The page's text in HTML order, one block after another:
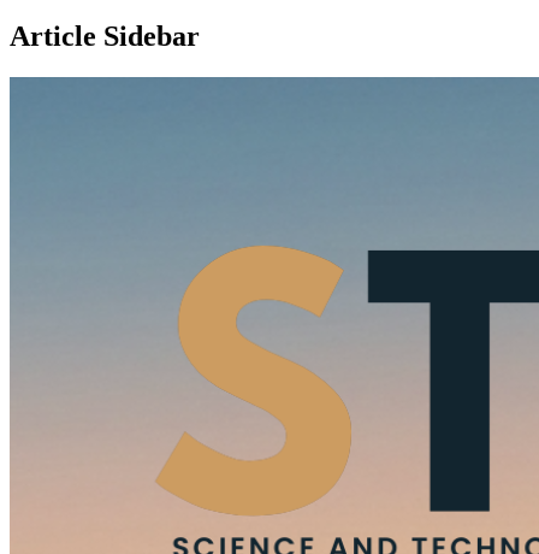
Article Sidebar